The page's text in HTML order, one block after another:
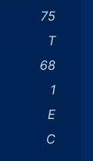
75
T
68
1
E
C